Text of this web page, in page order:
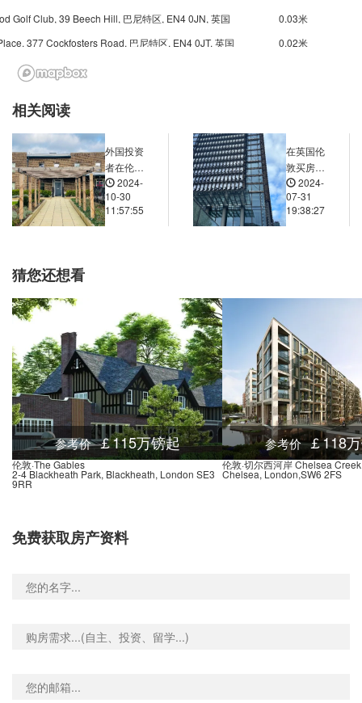
Golf Club, 39 Beech Hill, 巴尼特区, EN4 0JN, 英国
0.03米
377 Cockfosters Road, 巴尼特区, EN4 0JT, 英国
0.02米
School, The Ridgeway, 恩菲尔德区, EN2 8, 英国
Farm, The Ridgeway, 波特斯巴, EN6 5, 英国
区, EN4 9, 英国
0.03米
相关阅读
外国投资
者在伦敦
购买房
产，所缴
纳的房产
的税费或
特殊规
定？
2024-
10-30
11:57:55
在英国伦
敦买房置
业哪个区
域更易于
结识新朋
2024-
07-31
19:38:27
猜您还想看
参考价 ￡115万镑起
伦敦·The Gables
2-4 Blackheath Park, Blackheath, London SE3
9RR
参考价 ￡118
伦敦·切尔西河岸 Chelsea Creek
Chelsea, London,SW6 2FS
免费获取房产资料